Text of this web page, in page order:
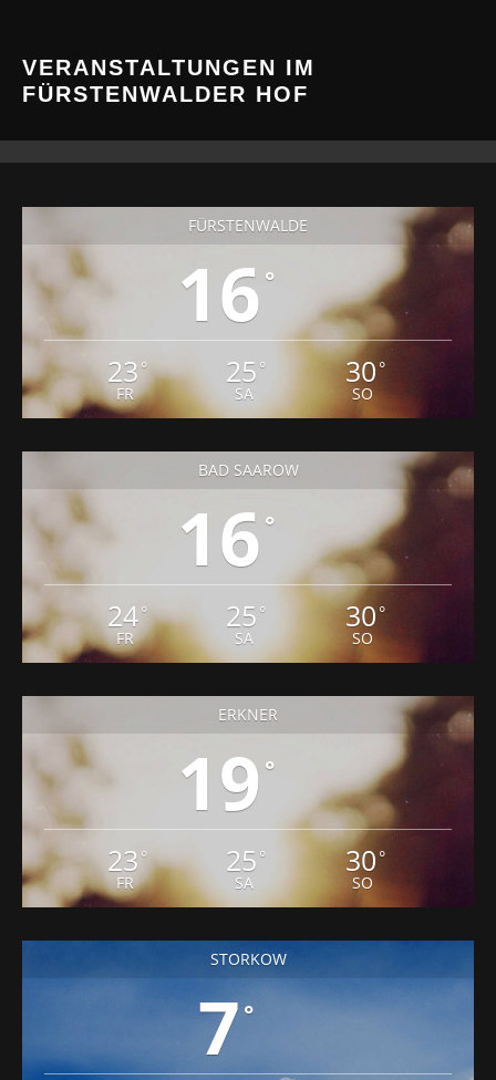
VERANSTALTUNGEN IM
FÜRSTENWALDER HOF
FÜRSTENWALDE
16 °
23 °
FR
25 °
SA
30 °
SO
BAD SAAROW
16 °
24°
FR
25 °
SA
30 °
SO
ERKNER
19 °
23 °
FR
25 °
SA
30 °
SO
STORKOW
7°